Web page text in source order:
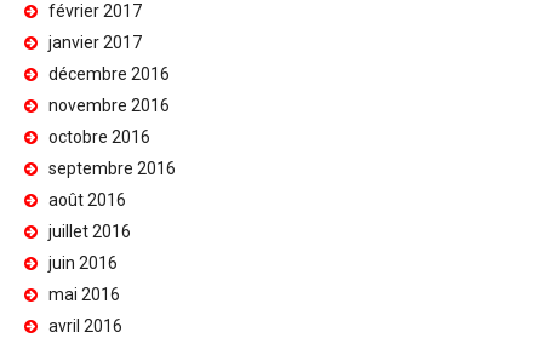
février 2017
janvier 2017
décembre 2016
novembre 2016
octobre 2016
septembre 2016
août 2016
juillet 2016
juin 2016
mai 2016
avril 2016